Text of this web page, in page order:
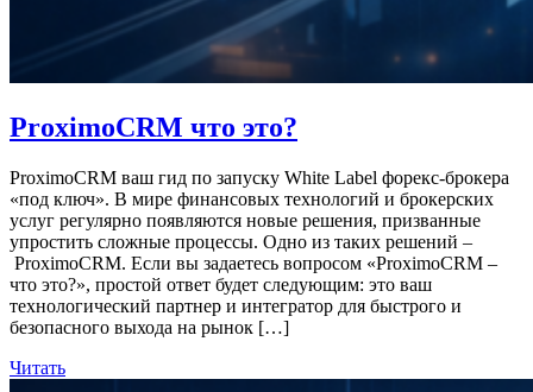
ProximoCRM что это?
ProximoCRM ваш гид по запуску White Label форекс-брокера
«под ключ». В мире финансовых технологий и брокерских
услуг регулярно появляются новые решения, призванные
упростить сложные процессы. Одно из таких решений –
ProximoCRM. Если вы задаетесь вопросом «ProximoCRM –
что это?», простой ответ будет следующим: это ваш
технологический партнер и интегратор для быстрого и
безопасного выхода на рынок […]
Читать